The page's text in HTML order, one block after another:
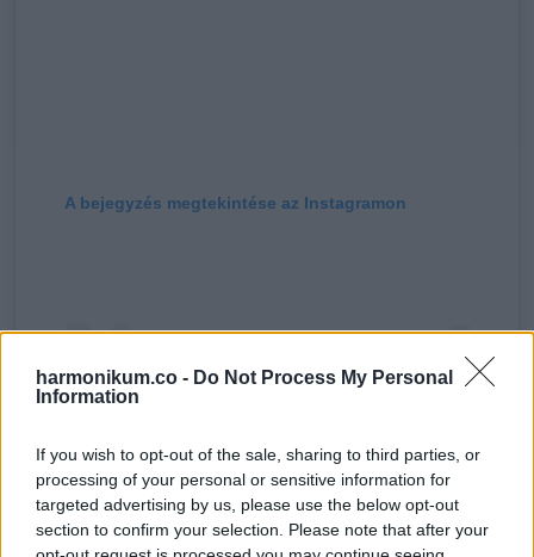
harmonikum.co - Do Not Process My Personal
Information
If you wish to opt-out of the sale, sharing to third parties, or
processing of your personal or sensitive information for
targeted advertising by us, please use the below opt-out
section to confirm your selection. Please note that after your
A bejegyzés megtekintése az Instagramon
Bertalan Hegyes (@hegyesberci) által megosztott bejegyzés